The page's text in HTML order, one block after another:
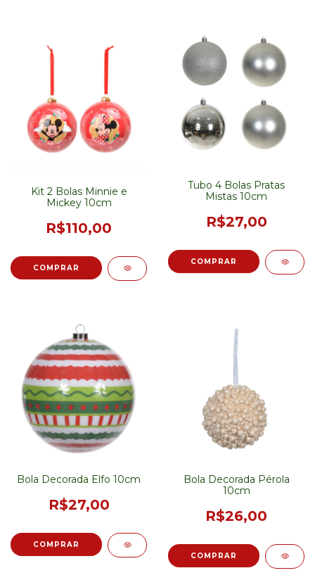
Kit 2 Bolas Minnie e
Mickey 10cm
R$110,00
Tubo 4 Bolas Pratas
Mistas 10cm
R$27,00
Bola Decorada Elfo 10cm
R$27,00
Bola Decorada Pérola
10cm
R$26,00